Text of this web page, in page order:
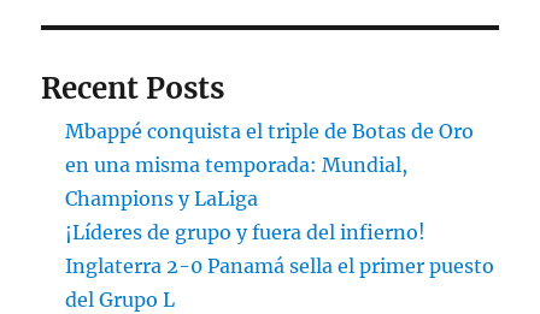
Recent Posts
Mbappé conquista el triple de Botas de Oro
en una misma temporada: Mundial,
Champions y LaLiga
¡Líderes de grupo y fuera del infierno!
Inglaterra 2-0 Panamá sella el primer puesto
del Grupo L